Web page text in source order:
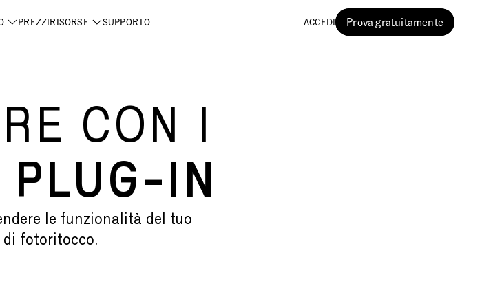
PREZZIRISORSE SUPPORTO ACCEDI Prova gratuitamente
CON I
PLUG-IN
le funzionalità del tuo
di fotoritocco.